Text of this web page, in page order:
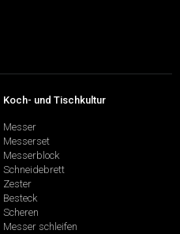
Koch- und Tischkultur
Messer
Messerset
Messerblock
Schneidebrett
Zester
Besteck
Scheren
Messer schleifen